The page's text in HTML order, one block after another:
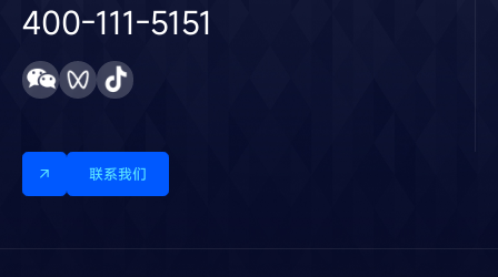
400-111-5151
联系我们